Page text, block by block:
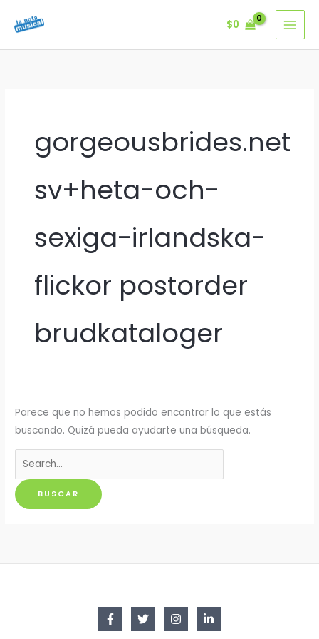
$0
gorgeousbrides.net
sv+heta-och-
sexiga-irlandska-
flickor postorder
brudkataloger
Parece que no hemos podido encontrar lo que estás
buscando. Quizá pueda ayudarte una búsqueda.
Buscar
por: